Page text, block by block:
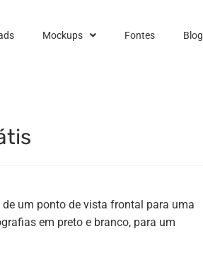
Mockups Fontes Blog
um ponto de vista frontal para uma
em preto e branco, para um